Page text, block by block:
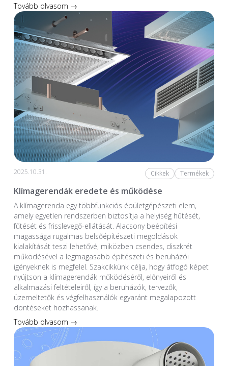
Tovább olvasom →
2025.10.31. Cikkek Termékek
Klímagerendák eredete és működése
A klímagerenda egy többfunkciós épületgépészeti elem,
amely egyetlen rendszerben biztosítja a helyiség hűtését,
fűtését és frisslevegő-ellátását. Alacsony beépítési
magassága rugalmas belsőépítészeti megoldások
kialakítását teszi lehetővé, miközben csendes, diszkrét
működésével a legmagasabb építészeti és beruházói
igényeknek is megfelel. Szakcikkünk célja, hogy átfogó képet
nyújtson a klímagerendák működéséről, előnyeiről és
alkalmazási feltételeiről, így a beruházók, tervezők,
üzemeltetők és végfelhasználók egyaránt megalapozott
döntéseket hozhassanak.
Tovább olvasom →